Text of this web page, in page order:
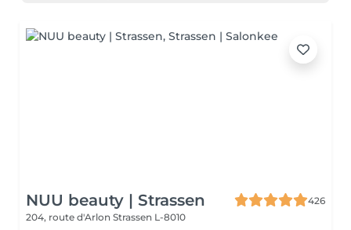
NUU beauty | Strassen
426
204, route d'Arlon Strassen L-8010